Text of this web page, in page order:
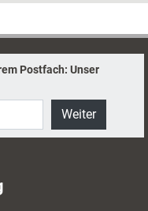
Wort kommen, der erklärt,
Postfach: Unser
Weiter